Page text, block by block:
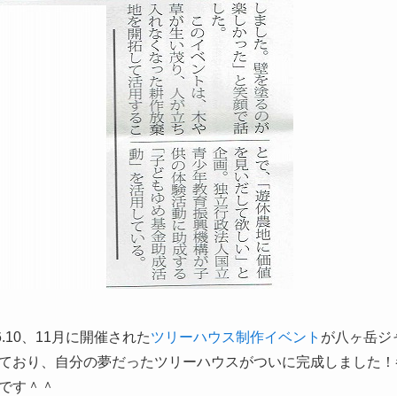
、11月に開催されたツリーハウス制作イベント が八ヶ岳ジ
おり、自分の夢だったツリーハウスがついに完成しました
す＾＾